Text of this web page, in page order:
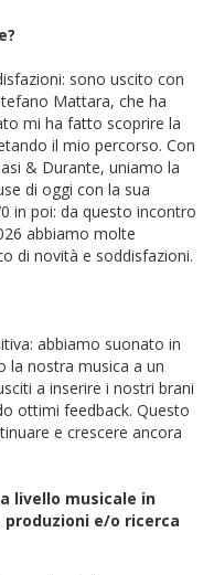
sono uscito con
Mattara, che ha
mi ha fatto scoprire la
il mio percorso. Con
& Durante, uniamo la
di oggi con la sua
in poi: da questo incontro
abbiamo molte
di novità e soddisfazioni.
abbiamo suonato in
la nostra musica a un
a inserire i nostri brani
ottimi feedback. Questo
e crescere ancora
livello musicale in
e/o ricerca